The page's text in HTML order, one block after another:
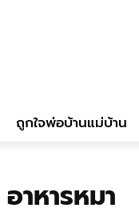
ถูกใจพ่อบ้านแม่บ้าน
อาหารหมา